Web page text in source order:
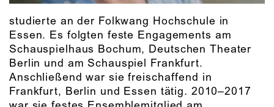
studierte an der Folkwang Hochschule in
Essen. Es folgten feste Engagements am
Schauspielhaus Bochum, Deutschen Theater
Berlin und am Schauspiel Frankfurt.
Anschließend war sie freischaffend in
Frankfurt, Berlin und Essen tätig. 2010–2017